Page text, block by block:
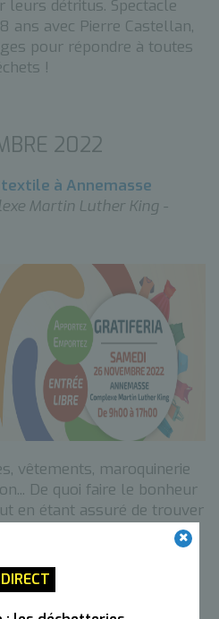
leurs détritus. Spectacle
ans avec Pierre Castellan,
pour répondre à toutes
!
2022
à Annemasse
Martin Luther King -
vêtements, maroquinerie
De quoi faire le bonheur
en étant assuré de trouver
edition-de-la-